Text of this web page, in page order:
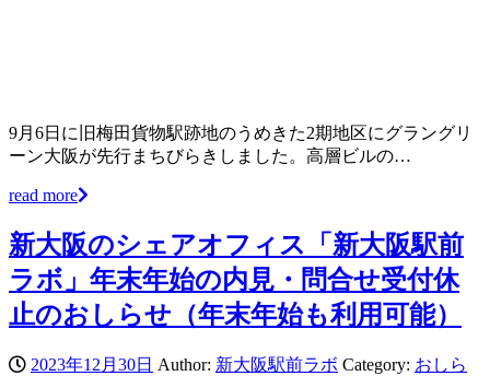
9月6日に旧梅田貨物駅跡地のうめきた2期地区にグラングリ
ーン大阪が先行まちびらきしました。高層ビルの…
read more
新大阪のシェアオフィス「新大阪駅前
ラボ」年末年始の内見・問合せ受付休
止のおしらせ（年末年始も利用可能）
2023年12月30日 Author: 新大阪駅前ラボ Category: おしら